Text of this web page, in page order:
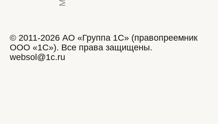
© 2011-2026 АО «Группа 1С» (правопреемник
ООО «1С»). Все права защищены.
websol@1c.ru